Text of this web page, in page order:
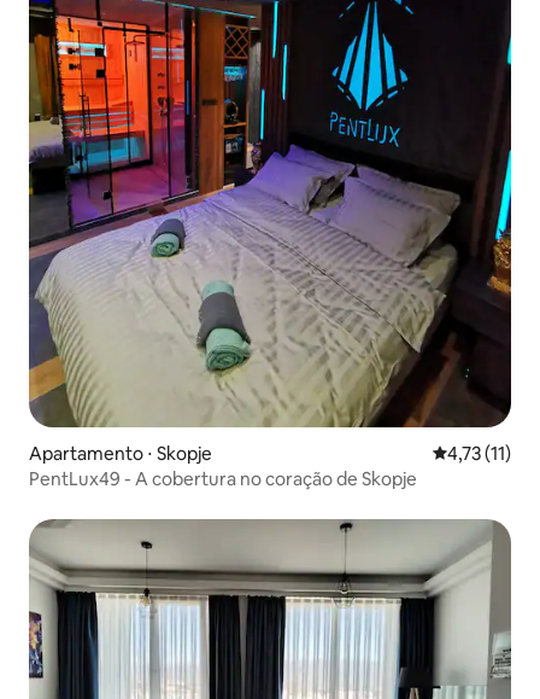
Apartamento ⋅ Skopje 4,73 de uma
4,73 (11)
PentLux49 - A cobertura no coração de Skopje